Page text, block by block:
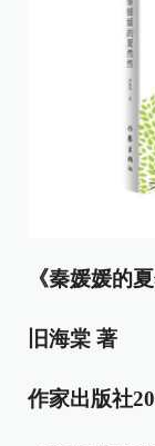
《秦媛媛的
旧海棠 著
作家出版社